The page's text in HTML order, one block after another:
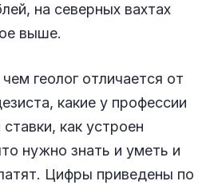
на северных вахтах
выше.
геолог отличается от
какие у профессии
как устроен
нужно знать и уметь и
Цифры приведены по